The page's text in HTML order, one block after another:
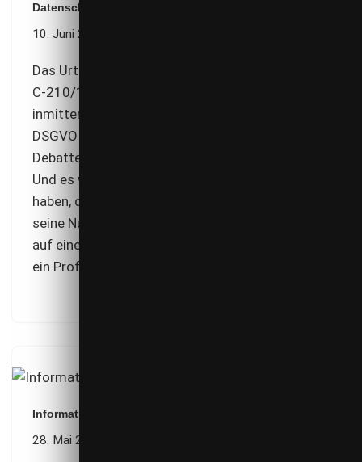
Datenschutzrecht
10. Juni 2018
Das Urteil des EuGH vom 5. Juni 2018 (Az.:
C‑210/16) kam als donnernder Paukenschlag
inmitten einer schon vor dem Inkrafttreten der
DSGVO am 25. Mai 2018 bereits aufgeheizten
Debatte um die Reichweite des Datenschutzes.
Und es wird noch weitereichende Konsequenzen
haben, denn es betrifft nicht nur Facebook und
seine Nutzer, sondern jeden, der nicht nur privat
auf einer Social Media-Plattform eine Seite oder
ein Profil betreibt.
Informationspflichten nach Art. 13 DSGVO
28. Mai 2018